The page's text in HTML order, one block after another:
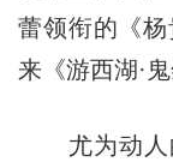
蕾领衔的《
来《游西湖·
尤为动人的